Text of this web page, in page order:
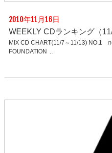
2010年11月16日
WEEKLY CDランキング（11/
MIX CD CHART(11/7～11/13)
FOUNDATION ..